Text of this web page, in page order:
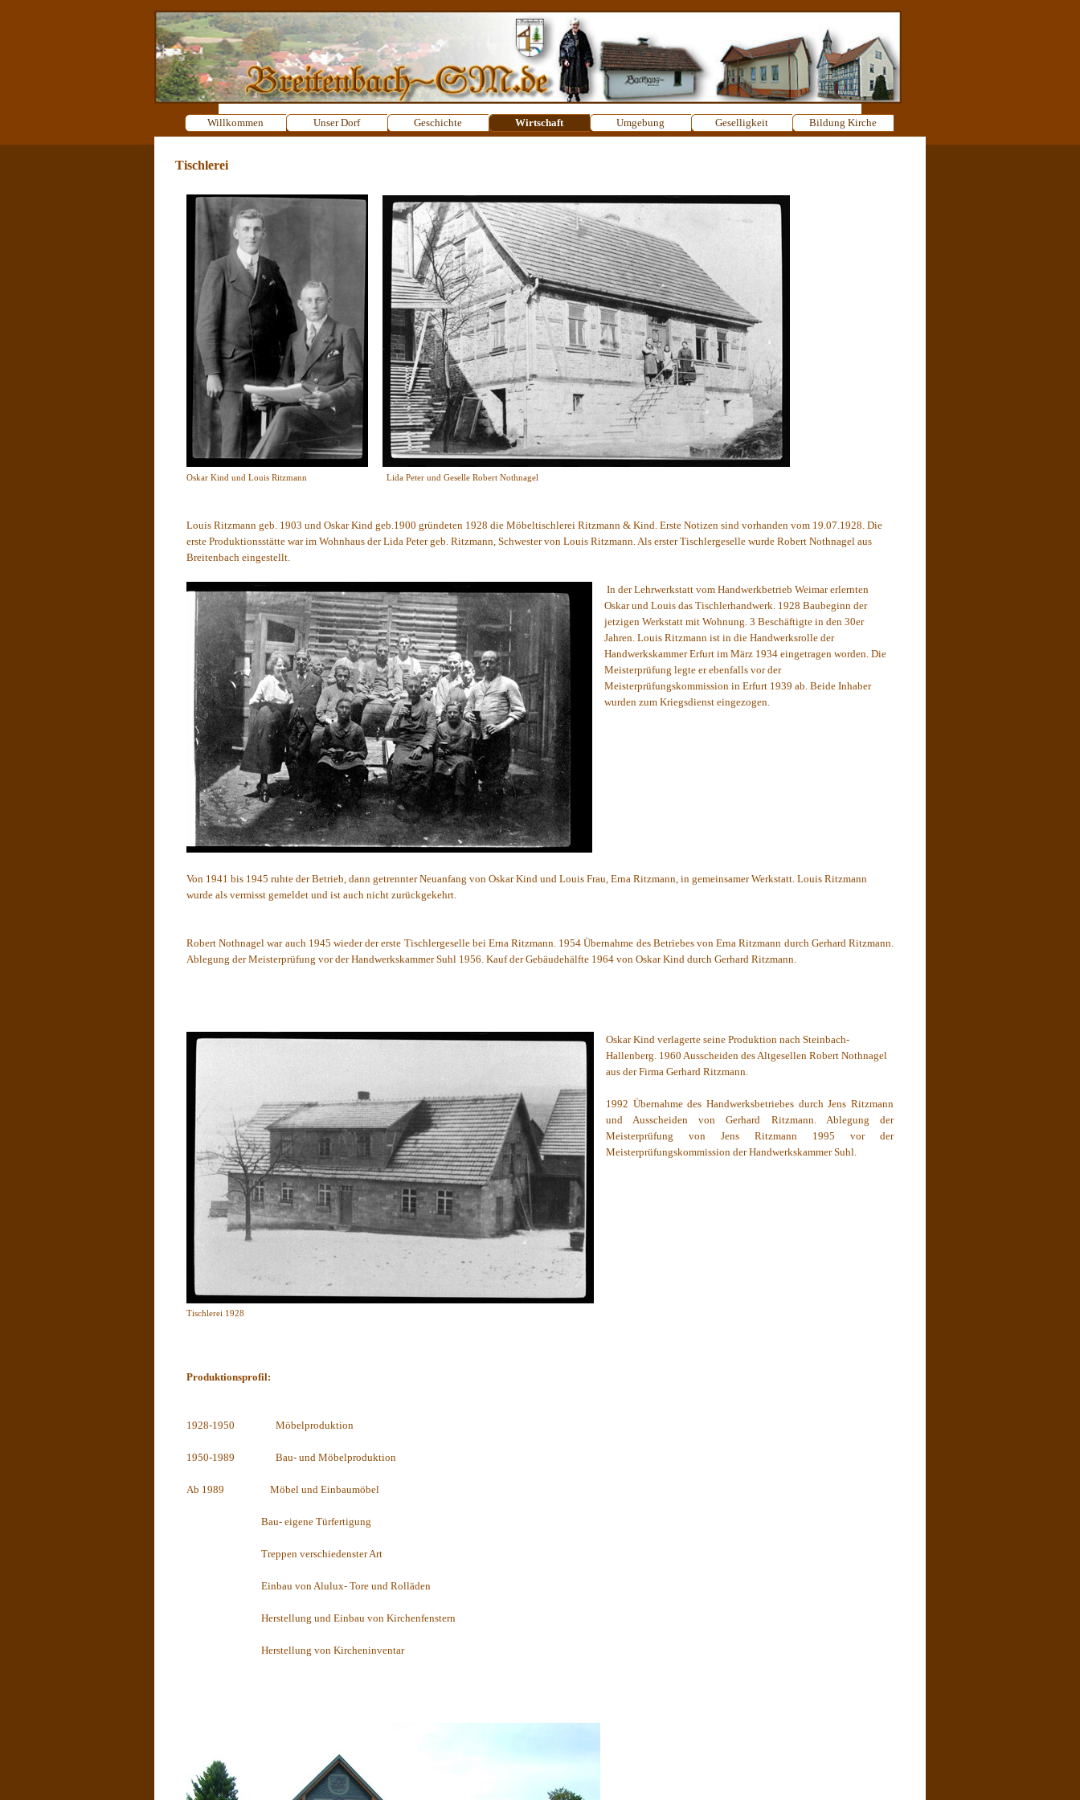
Menü überspringen
Willkommen Unser Dorf ▼
Geschichte ▼
Wirtschaft ▼
Umgebung ▼
Geselligkeit ▼
Bildung Kirche
Tischlerei
Oskar Kind und Louis RitzmannLida Peter und Geselle Robert Nothnagel
Louis Ritzmann geb. 1903 und Oskar Kind geb.1900 gründeten 1928 die Möbeltischlerei Ritzmann & Kind. Erste Notizen sind vorhanden vom 19.07.1928. Die
erste Produktionsstätte war im Wohnhaus der Lida Peter geb. Ritzmann, Schwester von Louis Ritzmann. Als erster Tischlergeselle wurde Robert Nothnagel aus
Breitenbach eingestellt.
In der Lehrwerkstatt vom Handwerkbetrieb Weimar erlernten
Oskar und Louis das Tischlerhandwerk. 1928 Baubeginn der
jetzigen Werkstatt mit Wohnung. 3 Beschäftigte in den 30er
Jahren. Louis Ritzmann ist in die Handwerksrolle der
Handwerkskammer Erfurt im März 1934 eingetragen worden. Die
Meisterprüfung legte er ebenfalls vor der
Meisterprüfungskommission in Erfurt 1939 ab. Beide Inhaber
wurden zum Kriegsdienst eingezogen.
Von 1941 bis 1945 ruhte der Betrieb, dann getrennter Neuanfang von Oskar Kind und Louis Frau, Erna Ritzmann, in gemeinsamer Werkstatt. Louis Ritzmann
wurde als vermisst gemeldet und ist auch nicht zurückgekehrt.
Robert Nothnagel war auch 1945 wieder der erste Tischlergeselle bei Erna Ritzmann. 1954 Übernahme des Betriebes von Erna Ritzmann durch Gerhard Ritzmann.
Ablegung der Meisterprüfung vor der Handwerkskammer Suhl 1956. Kauf der Gebäudehälfte 1964 von Oskar Kind durch Gerhard Ritzmann.
Oskar Kind verlagerte seine Produktion nach Steinbach-
Hallenberg. 1960 Ausscheiden des Altgesellen Robert Nothnagel
aus der Firma Gerhard Ritzmann.
1992 Übernahme des Handwerksbetriebes durch Jens Ritzmann
und Ausscheiden von Gerhard Ritzmann. Ablegung der
Meisterprüfung von Jens Ritzmann 1995 vor der
Meisterprüfungskommission der Handwerkskammer Suhl.
Tischlerei 1928
Produktionsprofil:
1928-1950 Möbelproduktion
1950-1989 Bau- und Möbelproduktion
Ab 1989 Möbel und Einbaumöbel
Bau- eigene Türfertigung
Treppen verschiedenster Art
Einbau von Alulux- Tore und Rolläden
Herstellung und Einbau von Kirchenfenstern
Herstellung von Kircheninventar